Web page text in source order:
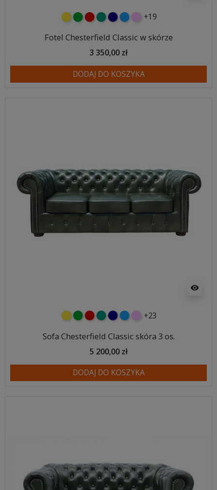
żółtyzielonyczerwony
turkusowy
granatowy
niebieski
różowy
+19
Fotel Chesterfield Classic w skórze
3 350,00 zł
DODAJ DO KOSZYKA
visibility
żółtyzielonyczerwony
turkusowy
granatowy
niebieski
różowy
+23
Sofa Chesterfield Classic skóra 3 os.
5 200,00 zł
DODAJ DO KOSZYKA